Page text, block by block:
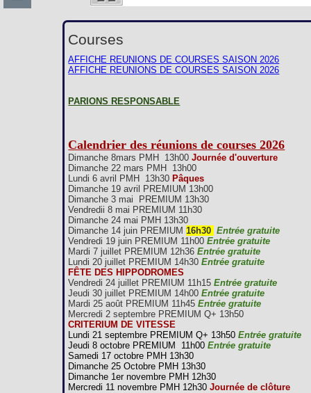
Courses
AFFICHE REUNIONS DE COURSES SAISON 2026
AFFICHE REUNIONS DE COURSES SAISON 2026
PARIONS RESPONSABLE
Calendrier des réunions de courses 2026
Dimanche 8mars PMH 13h00Journée d'ouverture
Dimanche 22 mars PMH 13h00
Lundi 6 avril PMH 13h30 Pâques
Dimanche 19 avril PREMIUM 13h00
Dimanche 3 mai PREMIUM 13h30
Vendredii 8 mai PREMIUM 11h30
Dimanche 24 mai PMH 13h30
Dimanche 14 juin PREMIUM16h30 Entrée gratuite
Vendredi 19 juin PREMIUM 11h00Entrée gratuite
Mardi 7 juillet PREMIUM 12h36Entrée gratuite
Lundi 20 juillet PREMIUM 14h30Entrée gratuite
FÊTE DES HIPPODROMES
Vendredi 24 juillet PREMIUM 11h15Entrée gratuite
Jeudi 30 juillet PREMIUM 14h00 Entrée gratuite
Mardi 25 août PREMIUM 11h45Entrée gratuite
Mercredi 2 septembre PREMIUM Q+ 13h50
CRITERIUM DE VITESSE
Lundi 21 septembre PREMIUM Q+ 13h50Entrée gratuite
Jeudi 8 octobre PREMIUM 11h00Entrée gratuite
Samedi 17 octobre PMH 13h30
Dimanche 25 Octobre PMH 13h30
Dimanche 1er novembre PMH 12h30
Mercredi 11 novembre PMH 12h30Journée de clôture